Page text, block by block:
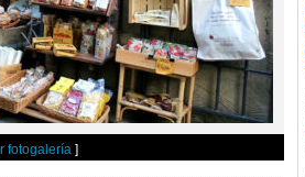
fotogalería ]